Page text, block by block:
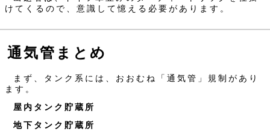
けてくるので、意識して憶える必要があります。
通気管まとめ
まず、タンク系には、おおむね「通気管」規制があり
ます。
屋内タンク貯蔵所
地下タンク貯蔵所